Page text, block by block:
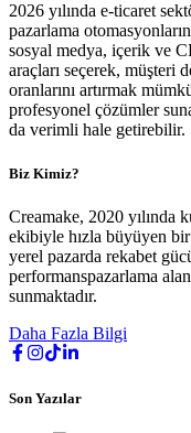
2026 yılında e-ticaret
pazarlama
sosyal medya, içerik ve
araçları seçerek, müşteri
oranlarını artırmak
profesyonel çözümler
da verimli hale getirebilir.
Biz Kimiz?
Creamake, 2020 yılında
ekibiyle hızla büyüyen bir
yerel pazarda rekabet
performanspazarlama
sunmaktadır.
Daha Fazla Bilgi
Son Yazılar